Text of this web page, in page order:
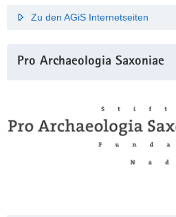
Zu den AGiS Internetseiten
Pro Archaeologia Saxoniae